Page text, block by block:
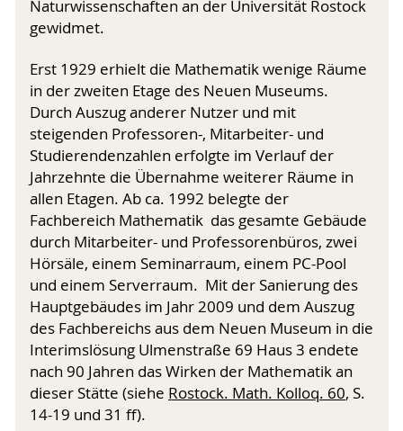
Naturwissenschaften an der Universität Rostock
gewidmet.
Erst 1929 erhielt die Mathematik wenige Räume
in der zweiten Etage des Neuen Museums.
Durch Auszug anderer Nutzer und mit
steigenden Professoren-, Mitarbeiter- und
Studierendenzahlen erfolgte im Verlauf der
Jahrzehnte die Übernahme weiterer Räume in
allen Etagen. Ab ca. 1992 belegte der
Fachbereich Mathematik das gesamte Gebäude
durch Mitarbeiter- und Professorenbüros, zwei
Hörsäle, einem Seminarraum, einem PC-Pool
und einem Serverraum. Mit der Sanierung des
Hauptgebäudes im Jahr 2009 und dem Auszug
des Fachbereichs aus dem Neuen Museum in die
Interimslösung Ulmenstraße 69 Haus 3 endete
nach 90 Jahren das Wirken der Mathematik an
dieser Stätte (siehe Rostock. Math. Kolloq. 60, S.
14-19 und 31 ff).